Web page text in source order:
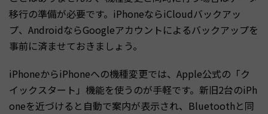
移行の準備が必要です。iPhoneならiCloudバックアッ
プ、AndroidならGoogleアカウントによるバックアップを
事前に済ませておきましょう。
iPhoneからiPhoneへの機種変更では、Apple公式の「ク
イックスタート」機能を使うのが手軽です。新旧2台のiPh
oneを近づけると自動で案内が表示され、Bluetoothと同